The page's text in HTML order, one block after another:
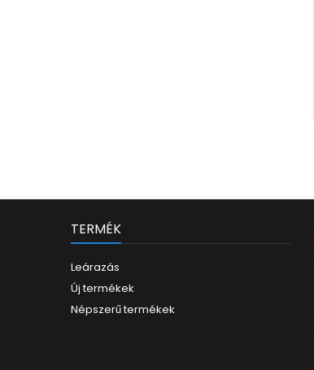
TERMÉK
Leárazás
Új termékek
Népszerű termékek